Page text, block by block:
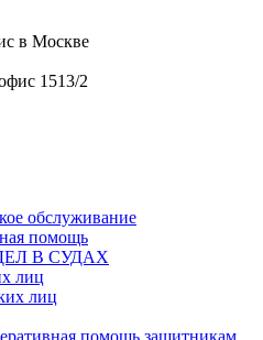
в Москве
1513/2
обслуживание
помощь
В СУДАХ
лиц
лиц